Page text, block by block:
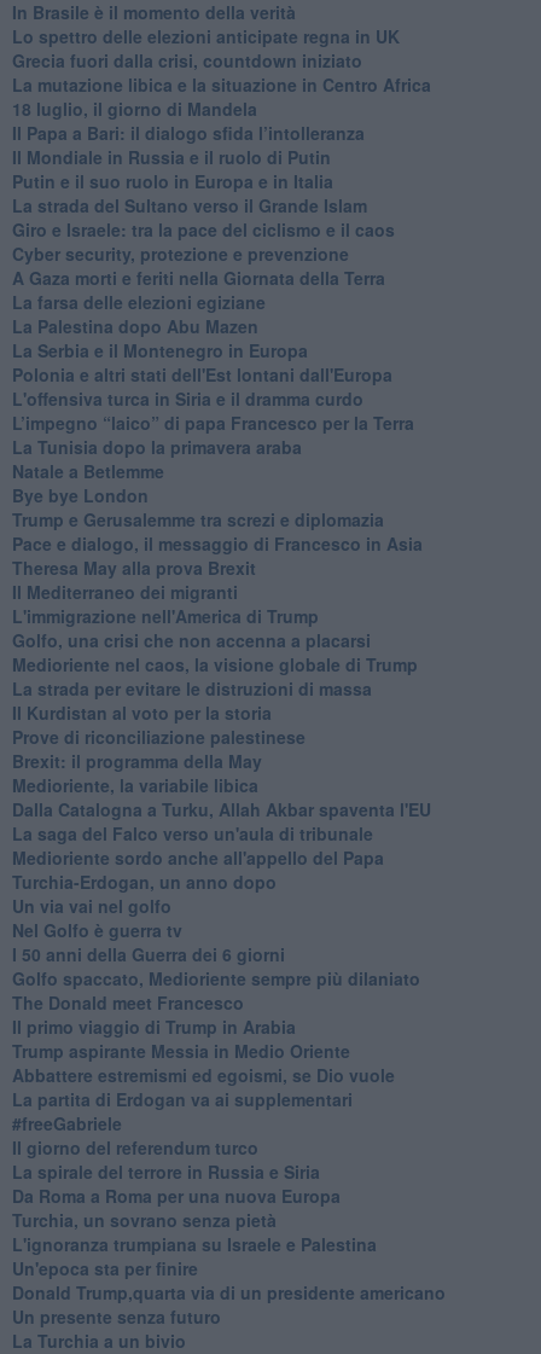
In Brasile è il momento della verità
Lo spettro delle elezioni anticipate regna in UK
Grecia fuori dalla crisi, countdown iniziato
La mutazione libica e la situazione in Centro Africa
18 luglio, il giorno di Mandela
Il Papa a Bari: il dialogo sfida l’intolleranza
Il Mondiale in Russia e il ruolo di Putin
Putin e il suo ruolo in Europa e in Italia
La strada del Sultano verso il Grande Islam
Giro e Israele: tra la pace del ciclismo e il caos
Cyber security, protezione e prevenzione
A Gaza morti e feriti nella Giornata della Terra
La farsa delle elezioni egiziane
La Palestina dopo Abu Mazen
La Serbia e il Montenegro in Europa
Polonia e altri stati dell'Est lontani dall'Europa
L'offensiva turca in Siria e il dramma curdo
L’impegno “laico” di papa Francesco per la Terra
La Tunisia dopo la primavera araba
Natale a Betlemme
Bye bye London
Trump e Gerusalemme tra screzi e diplomazia
Pace e dialogo, il messaggio di Francesco in Asia
Theresa May alla prova Brexit
Il Mediterraneo dei migranti
L'immigrazione nell'America di Trump
Golfo, una crisi che non accenna a placarsi
Medioriente nel caos, la visione globale di Trump
La strada per evitare le distruzioni di massa
Il Kurdistan al voto per la storia
Prove di riconciliazione palestinese
Brexit: il programma della May
Medioriente, la variabile libica
Dalla Catalogna a Turku, Allah Akbar spaventa l'EU
La saga del Falco verso un'aula di tribunale
Medioriente sordo anche all'appello del Papa
Turchia-Erdogan, un anno dopo
Un via vai nel golfo
Nel Golfo è guerra tv
I 50 anni della Guerra dei 6 giorni
Golfo spaccato, Medioriente sempre più dilaniato
The Donald meet Francesco
Il primo viaggio di Trump in Arabia
Trump aspirante Messia in Medio Oriente
Abbattere estremismi ed egoismi, se Dio vuole
La partita di Erdogan va ai supplementari
#freeGabriele
Il giorno del referendum turco
La spirale del terrore in Russia e Siria
Da Roma a Roma per una nuova Europa
Turchia, un sovrano senza pietà
L'ignoranza trumpiana su Israele e Palestina
Un'epoca sta per finire
Donald Trump,quarta via di un presidente americano
Un presente senza futuro
La Turchia a un bivio